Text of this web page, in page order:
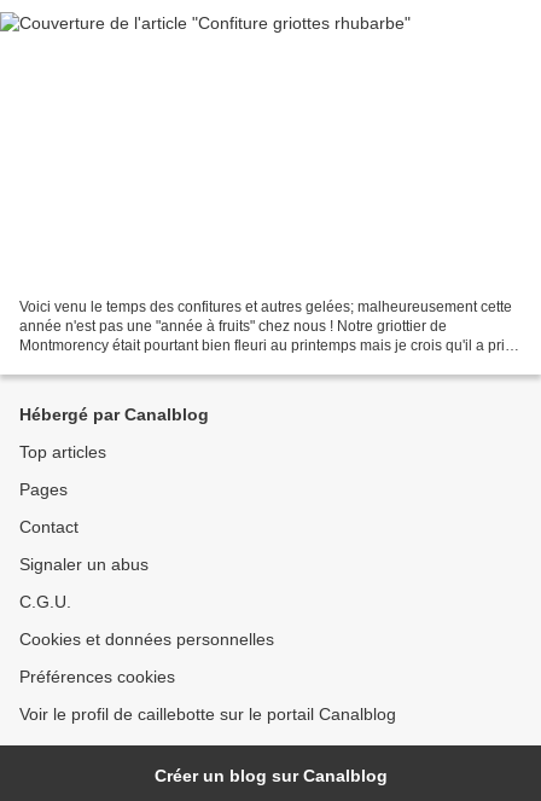
Voici venu le temps des confitures et autres gelées; malheureusement cette
année n'est pas une "année à fruits" chez nous ! Notre griottier de
Montmorency était pourtant bien fleuri au printemps mais je crois qu'il a pris
Hébergé par Canalblog
Top articles
Pages
Contact
Signaler un abus
C.G.U.
Cookies et données personnelles
Préférences cookies
Voir le profil de caillebotte sur le portail Canalblog
Créer un blog sur Canalblog